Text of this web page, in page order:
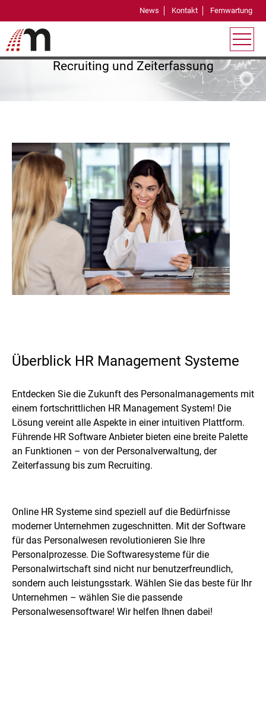
News Kontakt Fernwartung
HR Management System
All-In-One Software für Personalverwaltung,
Recruiting und Zeiterfassung
Überblick HR Management Systeme
Entdecken Sie die Zukunft des Personalmanagements mit
einem fortschrittlichen HR Management System! Die
Lösung vereint alle Aspekte in einer intuitiven Plattform.
Führende HR Software Anbieter bieten eine breite Palette
an Funktionen – von der Personalverwaltung, der
Zeiterfassung bis zum Recruiting.
Online HR Systeme sind speziell auf die Bedürfnisse
moderner Unternehmen zugeschnitten. Mit der Software
für das Personalwesen revolutionieren Sie Ihre
Personalprozesse. Die Softwaresysteme für die
Personalwirtschaft sind nicht nur benutzerfreundlich,
sondern auch leistungsstark. Wählen Sie das beste für Ihr
Unternehmen – wählen Sie die passende
Personalwesensoftware! Wir helfen Ihnen dabei!